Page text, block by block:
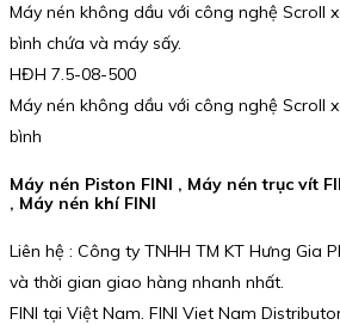
Máy nén không dầu với công nghệ Scroll
bình chứa và máy sấy.
HĐH 7.5-08-500
Máy nén không dầu với công nghệ Scroll
bình
Máy nén Piston FINI , Máy nén trục vít
, Máy nén khí FINI
Liên hệ : Công ty TNHH TM KT Hưng Gia
và thời gian giao hàng nhanh nhất.
FINI tại Việt Nam. FINI Viet Nam